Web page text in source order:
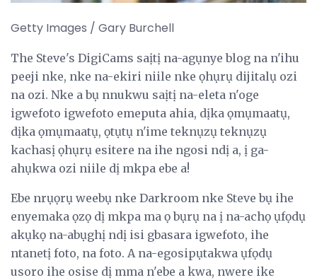
Getty Images / Gary Burchell
The Steve's DigiCams saịtị na-agụnye blog na n'ihu
peeji nke, nke na-ekiri niile nke ọhụrụ dijitalụ ozi
na ozi. Nke a bụ nnukwu saịtị na-eleta n'oge
igwefoto igwefoto emeputa ahia, dịka ọmụmaatụ,
dịka ọmụmaatụ, ọtụtụ n'ime teknụzụ teknụzụ
kachasị ọhụrụ esitere na ihe ngosi ndị a, ị ga-
ahụkwa ozi niile dị mkpa ebe a!
Ebe nrụọrụ weebụ nke Darkroom nke Steve bụ ihe
enyemaka ọzọ dị mkpa ma ọ bụrụ na ị na-achọ ụfọdụ
akụkọ na-abụghị ndị isi gbasara igwefoto, ihe
ntanetị foto, na foto. A na-egosipụtakwa ụfọdụ
usoro ihe osise dị mma n'ebe a kwa, nwere ike